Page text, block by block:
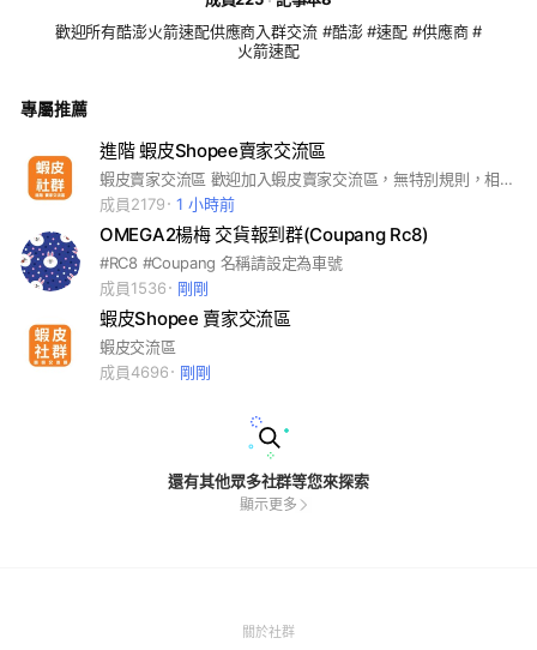
歡迎所有酷澎火箭速配供應商入群交流 #酷澎 #速配 #供應商 #
火箭速配
專屬推薦
進階 蝦皮Shopee賣家交流區
蝦皮賣家交流區 歡迎加入蝦皮賣家交流區，無特別規則，相互尊重即可 討論時可注意的底下幾點 1.清晰明確說明自身狀況，再點出具體要問的問題 2.有些答案可先自行搜尋，不要當伸手牌 3.學習不分年齡大小賣家，嘗試問與答，別害怕說錯，學到的都是你的 4.得到的答案關乎於你怎麼問，問之前好好想一下，並保持禮貌與尊重
成員2179
1 小時前
OMEGA2楊梅 交貨報到群(Coupang Rc8)
#RC8 #Coupang 名稱請設定為車號
成員1536
剛剛
蝦皮Shopee 賣家交流區
蝦皮交流區
成員4696
剛剛
還有其他眾多社群等您來探索
顯示更多
關於社群(Open